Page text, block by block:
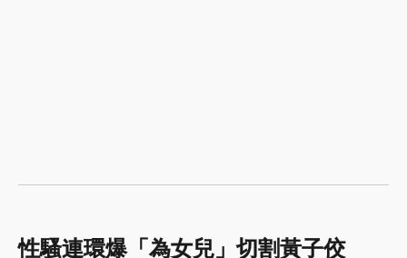
性騷連環爆「為女兒」切割黃子佼